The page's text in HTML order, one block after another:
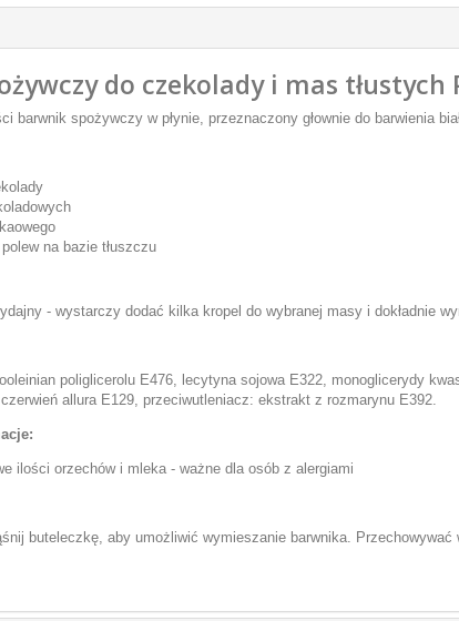
do czekolady i mas tłustych
barwnik spożywczy w płynie, przeznaczony głownie do barwienia
na bazie tłuszczu
- wystarczy dodać kilka kropel do wybranej masy i dokładnie
poliglicerolu E476, lecytyna sojowa E322, monoglicerydy
allura E129, przeciwutleniacz: ekstrakt z rozmarynu E392.
ilości orzechów i mleka - ważne dla osób z alergiami
buteleczkę, aby umożliwić wymieszanie barwnika.